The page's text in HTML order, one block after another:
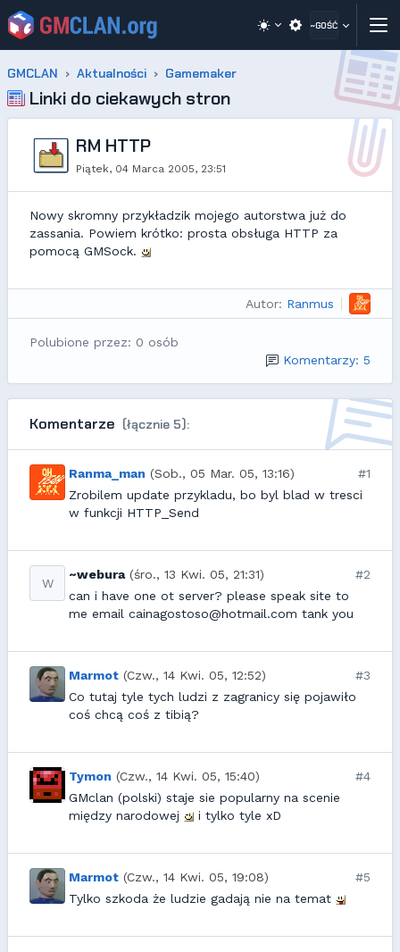
~GOŚĆ
GMCLAN Aktualności Gamemaker
Linki do ciekawych stron
RM HTTP
Piątek, 04 Marca 2005, 23:51
Nowy skromny przykładzik mojego autorstwa już do
zassania. Powiem krótko: prosta obsługa HTTP za
pomocą GMSock.
Autor: Ranmus
Polubione przez: 0 osób
Komentarzy: 5
Komentarze (łącznie 5):
Ranma_man (Sob., 05 Mar. 05, 13:16)
#1
Zrobilem update przykladu, bo byl blad w tresci
w funkcji HTTP_Send
W
~webura (śro., 13 Kwi. 05, 21:31)
#2
can i have one ot server? please speak site to
me email cainagostoso@hotmail.com tank you
Marmot (Czw., 14 Kwi. 05, 12:52)
#3
Co tutaj tyle tych ludzi z zagranicy się pojawiło
coś chcą coś z tibią?
Tymon (Czw., 14 Kwi. 05, 15:40)
#4
GMclan (polski) staje sie popularny na scenie
między narodowej
i tylko tyle xD
Marmot (Czw., 14 Kwi. 05, 19:08)
#5
Tylko szkoda że ludzie gadają nie na temat